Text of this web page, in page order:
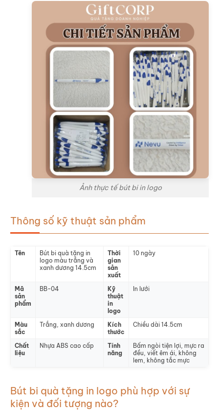
Ảnh thực tế bút bi in logo
Thông số kỹ thuật sản phẩm
Tên
Bút bi quà tặng in
logo màu trắng và
xanh dương 14.5cm
Thời
gian
sản
xuất
10 ngày
Mã
sản
phẩm
BB-04
Kỹ
thuật
in
logo
In lưới
Màu
sắc
Trắng, xanh dương
Kích
thước
Chiều dài 14.5cm
Chất
liệu
Nhựa ABS cao cấp
Tính
năng
Bấm ngòi tiện lợi, mực ra
đều, viết êm ái, không
lem, không tắc mực
Bút bi quà tặng in logo phù hợp với sự
kiện và đối tượng nào?